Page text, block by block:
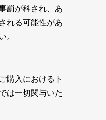
罰が科され、あ
れる可能性があ
。
購入におけるト
は一切関与いた